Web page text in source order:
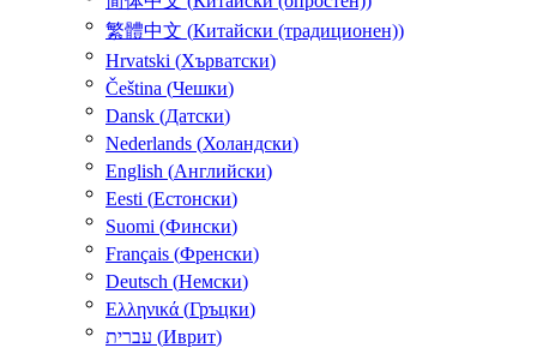
繁體中文 (Китайски (традиционен))
Hrvatski (Хърватски)
Čeština (Чешки)
Dansk (Датски)
Nederlands (Холандски)
English (Английски)
Eesti (Естонски)
Suomi (Фински)
Français (Френски)
Deutsch (Немски)
Ελληνικά (Гръцки)
עברית (Иврит)